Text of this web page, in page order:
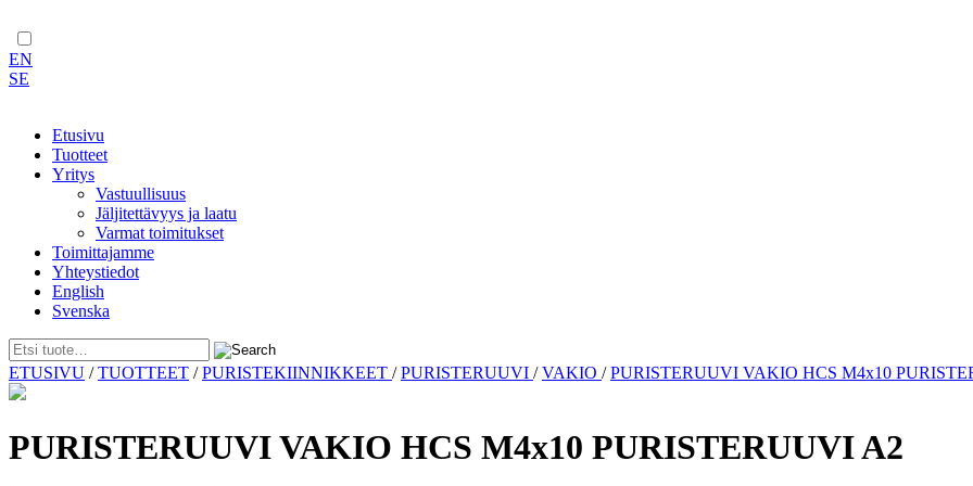
EN
SE
Etusivu
Tuotteet
Yritys
Vastuullisuus
Jäljitettävyys ja laatu
Varmat toimitukset
Toimittajamme
Yhteystiedot
English
Svenska
Skip
to
ETUSIVU /TUOTTEET /PURISTEKIINNIKKEET /PURISTERUUVI /VAKIO /PURISTERUUVI VAKIO HCS M4x10
PURISTERUUVI VAKIO HCS M4x10 PURISTERUUVI A2